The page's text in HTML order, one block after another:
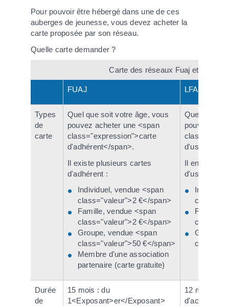
Pour pouvoir être hébergé dans une de ces
auberges de jeunesse, vous devez acheter la
carte proposée par son réseau.
Quelle carte demander ?
Carte des réseaux Fuaj et LFAJ
FUAJ LFAJ
Types
de
carte
Quel que soit votre âge, vous
pouvez acheter une <span
class="expression">carte
d'adhérent</span>.
Il existe plusieurs cartes
d'adhérent :
Individuel, vendue <span
class="valeur">2 €</span>
Famille, vendue <span
class="valeur">2 €</span>
Groupe, vendue <span
class="valeur">50 €</span>
Membre d'une association
partenaire (carte gratuite)
Quel que
pouvez
d'usager</
Il en existe
d'usager :
Famille,
Groupe,
Durée
de
15 mois : du
1<Exposant>er</Exposant>
12 mois à
d'achat